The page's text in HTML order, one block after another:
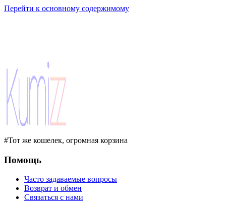
Перейти к основному содержимому
#Тот же кошелек, огромная корзина
Помощь
Часто задаваемые вопросы
Возврат и обмен
Связаться с нами